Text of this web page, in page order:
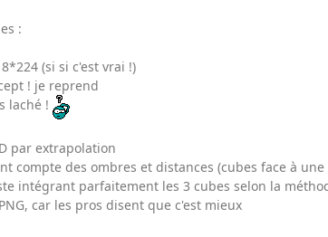
:
(si si c'est vrai !)
! je reprend
laché !
par extrapolation
compte des ombres et distances (cubes face à
intégrant parfaitement les 3 cubes selon la
car les pros disent que c'est mieux